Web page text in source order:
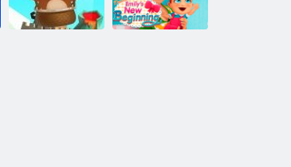
Hull tulistada